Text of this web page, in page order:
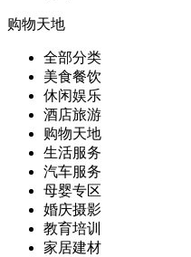
购物天地
全部分类
美食餐饮
休闲娱乐
酒店旅游
购物天地
生活服务
汽车服务
母婴专区
婚庆摄影
教育培训
家居建材